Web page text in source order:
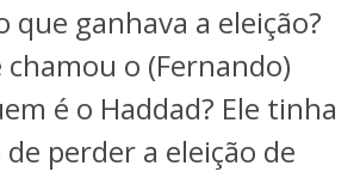
que ganhava a eleição?
chamou o (Fernando)
é o Haddad? Ele tinha
de perder a eleição de